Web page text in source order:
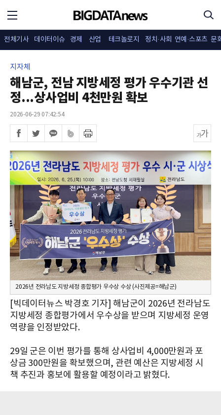
전체기사 데이터이슈 경제 산업 테크놀로지 정치·사회 연예·스포츠 문
지자체
해남군, 전남 지방세정 평가 우수기관 선
정...상사업비 4천만원 확보
2026-06-29 07:42:54
2026년 전라남도 지방세정 종합평가 우수상 수상 (사진제공=해남군)
[빅데이터뉴스 박경호 기자] 해남군이 2026년 전라남도
지방세정 종합평가에서 우수상을 받으며 지방세정 운영
역량을 인정받았다.
29일 군은 이번 평가를 통해 상사업비 4,000만원과 포
상금 300만원을 확보했으며, 관련 예산은 지방세정 시
책 추진과 홍보에 활용할 예정이라고 밝혔다.